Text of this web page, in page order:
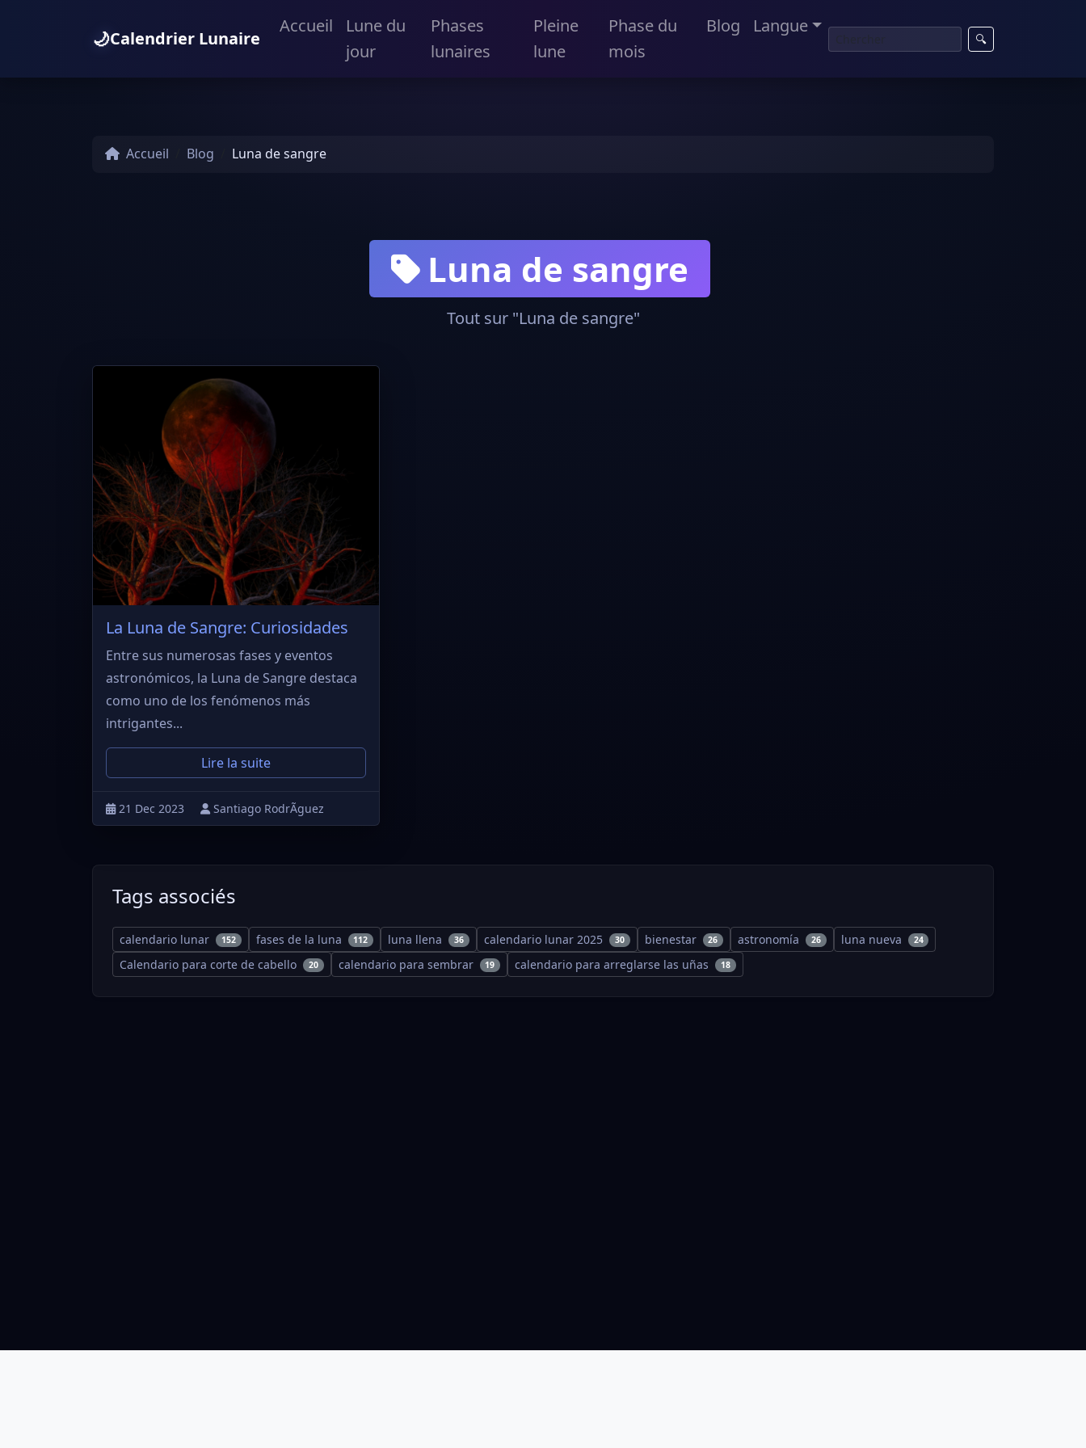
🌙Calendrier Lunaire
Accueil
Lune du
jour
Phases
lunaires
Pleine
lune
Phase du
mois
Blog Langue
🔍
Accueil Blog Luna de sangre
Luna de sangre
Tout sur "Luna de sangre"
La Luna de Sangre: Curiosidades
Entre sus numerosas fases y eventos
astronómicos, la Luna de Sangre destaca
como uno de los fenómenos más
intrigantes...
Lire la suite
21 Dec 2023 Santiago RodrÃ­guez
Tags associés
calendario lunar 152 fases de la luna 112 luna llena 36 calendario lunar 2025 30 bienestar 26 astronomía 26 luna nueva 24
Calendario para corte de cabello 20 calendario para sembrar 19 calendario para arreglarse las uñas 18